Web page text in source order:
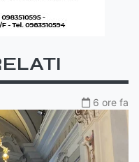
6 ore fa